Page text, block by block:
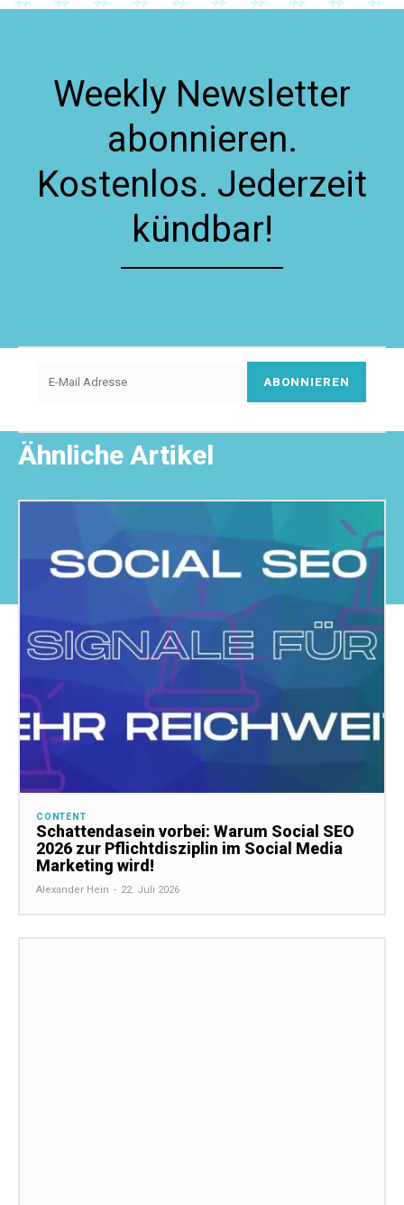
Weekly Newsletter
abonnieren.
Kostenlos. Jederzeit
kündbar!
ABONNIEREN
Ähnliche Artikel
CONTENT
Schattendasein vorbei: Warum Social SEO
2026 zur Pflichtdisziplin im Social Media
Marketing wird!
Alexander Hein - 22. Juli 2026